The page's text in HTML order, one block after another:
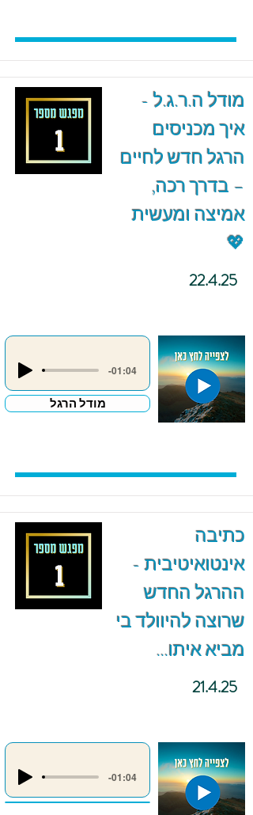
מודל ה.ר.ג.ל -
איך מכניסים
הרגל חדש לחיים
– בדרך רכה,
אמיצה ומעשית
💖
22.4.25
-01:04
מודל הרגל
כתיבה
אינטואיטיבית -
ההרגל החדש
שרוצה להיוולד בי
מביא איתו...
21.4.25
-01:04